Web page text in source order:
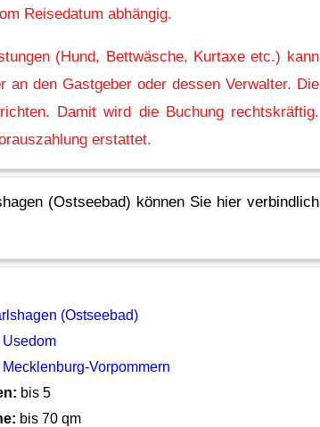
Reisedatum abhängig.
(Hund, Bettwäsche, Kurtaxe etc.) kann
den Gastgeber oder dessen Verwalter. Die
Damit wird die Buchung rechtskräftig.
erstattet.
(Ostseebad) können Sie hier verbindlich
(Ostseebad)
Usedom
Mecklenburg-Vorpommern
bis 5
bis 70 qm